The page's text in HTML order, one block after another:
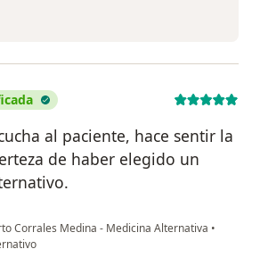
al paciente, hace sentir la
de haber elegido un
Corrales Medina - Medicina Alternativa •